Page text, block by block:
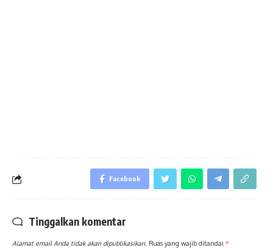
Facebook
Tinggalkan komentar
Alamat email Anda tidak akan dipublikasikan. Ruas yang wajib ditandai *